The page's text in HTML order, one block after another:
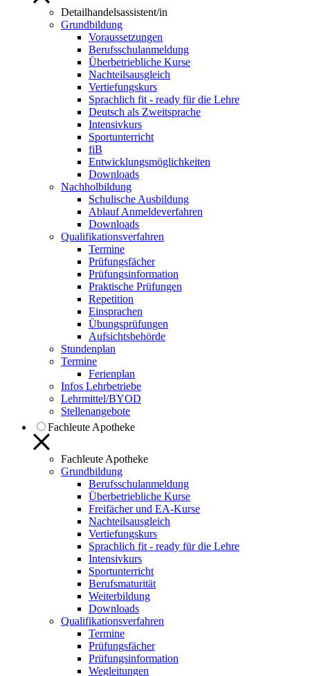
Detailhandelsassistent/in
Grundbildung
Voraussetzungen
Berufsschulanmeldung
Überbetriebliche Kurse
Nachteilsausgleich
Vertiefungskurs
Sprachlich fit - ready für die Lehre
Deutsch als Zweitsprache
Intensivkurs
Sportunterricht
fiB
Entwicklungsmöglichkeiten
Downloads
Nachholbildung
Schulische Ausbildung
Ablauf Anmeldeverfahren
Downloads
Qualifikationsverfahren
Termine
Prüfungsfächer
Prüfungsinformation
Praktische Prüfungen
Repetition
Einsprachen
Übungsprüfungen
Aufsichtsbehörde
Stundenplan
Termine
Ferienplan
Infos Lehrbetriebe
Lehrmittel/BYOD
Stellenangebote
Fachleute Apotheke
Fachleute Apotheke
Grundbildung
Berufsschulanmeldung
Überbetriebliche Kurse
Freifächer und EA-Kurse
Nachteilsausgleich
Vertiefungskurs
Sprachlich fit - ready für die Lehre
Intensivkurs
Sportunterricht
Berufsmaturität
Weiterbildung
Downloads
Qualifikationsverfahren
Termine
Prüfungsfächer
Prüfungsinformation
Wegleitungen